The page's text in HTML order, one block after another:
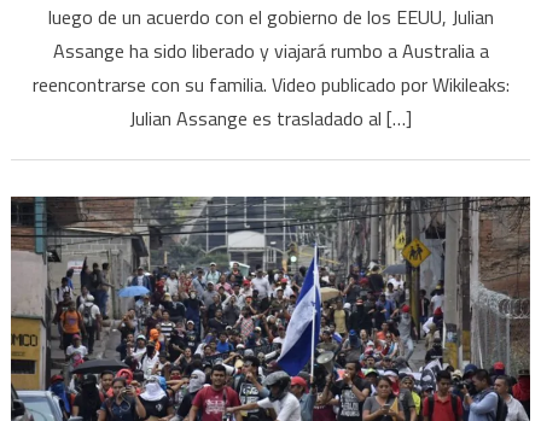
luego de un acuerdo con el gobierno de los EEUU, Julian
Assange ha sido liberado y viajará rumbo a Australia a
reencontrarse con su familia. Video publicado por Wikileaks:
Julian Assange es trasladado al […]